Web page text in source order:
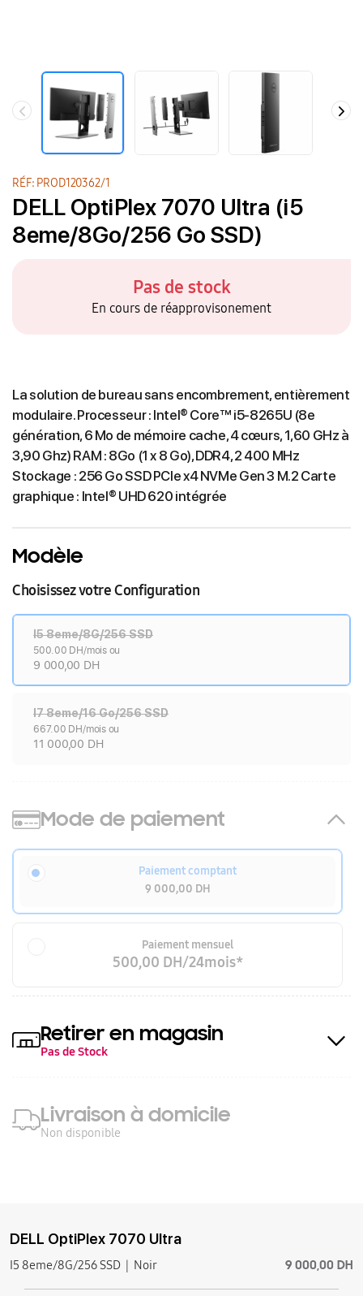
RÉF: PROD120362/1
DELL OptiPlex 7070 Ultra (i5
8eme/8Go/256 Go SSD)
Pas de stock
En cours de réapprovisonement
La solution de bureau sans encombrement, entièrement
modulaire. Processeur : Intel® Core™ i5-8265U (8e
génération, 6 Mo de mémoire cache, 4 cœurs, 1,60 GHz à
3,90 Ghz) RAM : 8Go (1 x 8 Go), DDR4, 2 400 MHz
Stockage : 256 Go SSD PCIe x4 NVMe Gen 3 M.2 Carte
graphique : Intel® UHD 620 intégrée
Modèle
Choisissez votre Configuration
I5 8eme/8G/256 SSD
500.00 DH/mois ou
9 000,00 DH
I7 8eme/16 Go/256 SSD
667.00 DH/mois ou
11 000,00 DH
Mode de paiement
Paiement comptant
9 000,00 DH
Paiement mensuel
500,00 DH/24mois*
Retirer en magasin
Pas de Stock
Livraison à domicile
Non disponible
DELL OptiPlex 7070 Ultra
I5 8eme/8G/256 SSD Noir 9 000,00 DH